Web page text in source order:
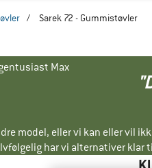
/ Sarek 72 - Gummistøvler
Max
model, eller vi kan eller vil
har vi alternativer klar